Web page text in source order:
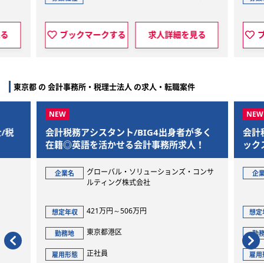
ブックマークする 求人詳細を見る
東京都 の 会計事務所・税理士法人 の求人・転職案件
/税
会計税務アシスタント/BIG4出身者が多く
在籍◎英語を活かせる会計事務所求人！
企業名
グローバル・ソリューションズ・コンサ
ルティング株式会社
想定年収 421万円～506万円
勤務地 東京都港区
雇用形態 正社員
会計
ッ
企
想定
勤
雇用